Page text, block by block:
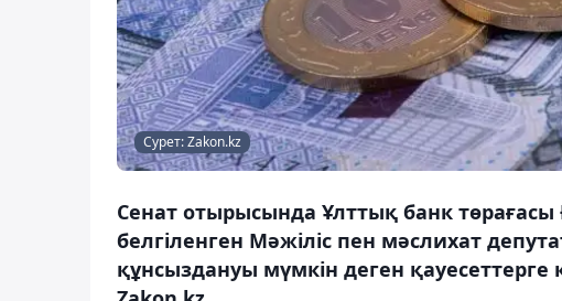
Сурет: Zakon.kz
Сенат отырысында Ұлттық банк
белгіленген Мәжіліс пен мәслихат
құнсыздануы мүмкін деген қауесеттерге